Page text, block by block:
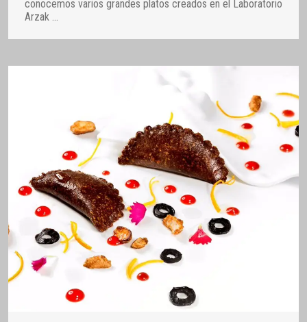
conocemos varios grandes platos creados en el Laboratorio
Arzak